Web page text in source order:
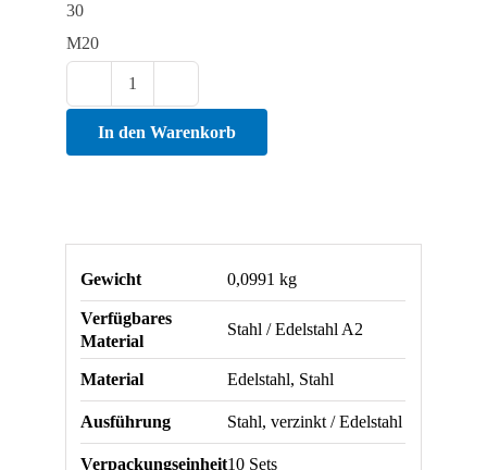
30
M20
für
Enten-
Menge
In den Warenkorb
Gewicht 0,0991 kg
Verfügbares
Material
Stahl / Edelstahl A2
Material Edelstahl, Stahl
Ausführung Stahl, verzinkt / Edelstahl
Verpackungseinheit10 Sets